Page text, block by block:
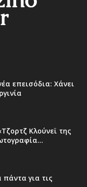
επεισόδια: Χάνει
Κλούνεϊ της
για τις